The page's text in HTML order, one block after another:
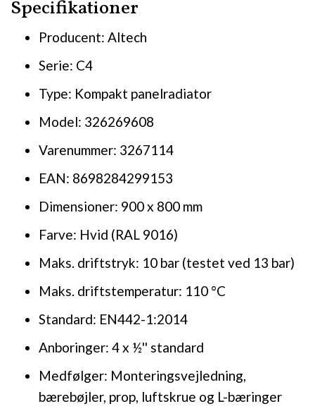
Specifikationer
Producent: Altech
Serie: C4
Type: Kompakt panelradiator
Model: 326269608
Varenummer: 3267114
EAN: 8698284299153
Dimensioner: 900 x 800 mm
Farve: Hvid (RAL 9016)
Maks. driftstryk: 10 bar (testet ved 13 bar)
Maks. driftstemperatur: 110 °C
Standard: EN442-1:2014
Anboringer: 4 x ½'' standard
Medfølger: Monteringsvejledning,
bærebøjler, prop, luftskrue og L-bæringer